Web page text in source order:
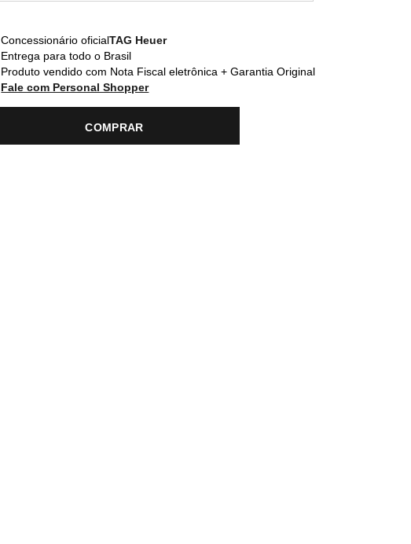
Concessionário oficialTAG Heuer
Entrega para todo o Brasil
Produto vendido com Nota Fiscal eletrônica + Garantia Original
Fale com Personal Shopper
COMPRAR